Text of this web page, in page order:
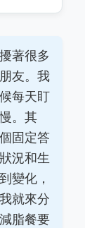
著很多
友。我
每天盯
。其
固定答
況和生
變化，
就來分
脂餐要